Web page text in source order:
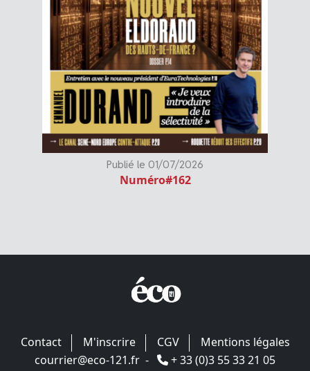
Publié le 01/07/2026
Numéro#162
Contact M'inscrire CGV
Mentions légales
courrier@eco-121.fr -
+ 33 (0)3 55 33 21 05